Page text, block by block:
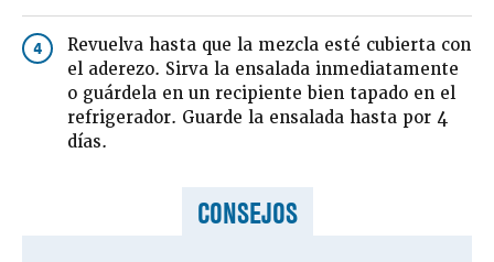
4
Revuelva hasta que la mezcla esté cubierta con
el aderezo. Sirva la ensalada inmediatamente
o guárdela en un recipiente bien tapado en el
refrigerador. Guarde la ensalada hasta por 4
días.
CONSEJOS